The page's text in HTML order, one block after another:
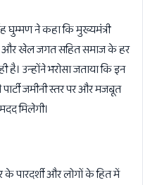
घुम्मण ने कहा कि मुख्यमंत्री
खेल जगत सहित समाज के हर
उन्होंने भरोसा जताया कि इन
पार्टी जमीनी स्तर पर और मजबूत
मिलेगी।
पारदर्शी और लोगों के हित में